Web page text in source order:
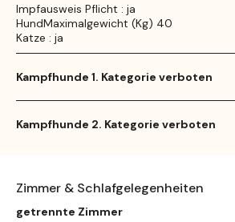
Impfausweis Pflicht : ja
HundMaximalgewicht (Kg) 40
Katze : ja
Kampfhunde 1. Kategorie verboten
Kampfhunde 2. Kategorie verboten
Zimmer & Schlafgelegenheiten
getrennte Zimmer